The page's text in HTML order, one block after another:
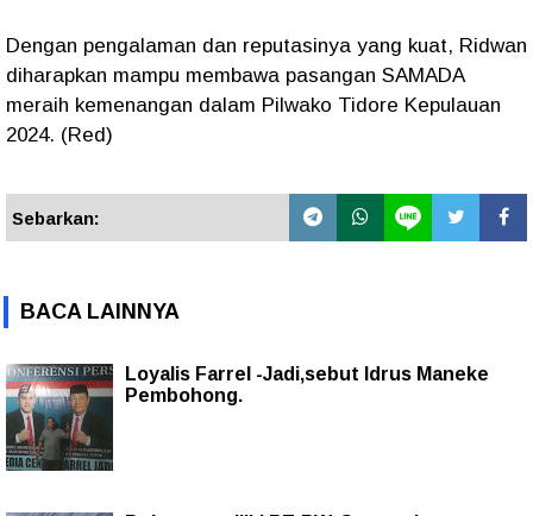
Dengan pengalaman dan reputasinya yang kuat, Ridwan
diharapkan mampu membawa pasangan SAMADA
meraih kemenangan dalam Pilwako Tidore Kepulauan
2024. (Red)
Sebarkan:
BACA LAINNYA
Loyalis Farrel -Jadi,sebut Idrus Maneke
Pembohong.